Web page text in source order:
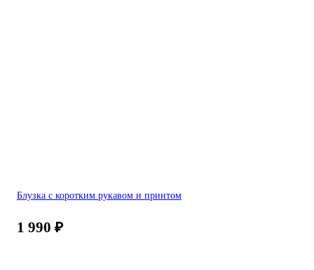
Блузка с коротким рукавом и принтом
1 990 ₽